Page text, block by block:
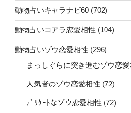
動物占いキャラナビ60 (702)
動物占いコアラ恋愛相性 (104)
動物占いゾウ恋愛相性 (296)
まっしぐらに突き進むゾウ恋愛
人気者のゾウ恋愛相性 (72)
ﾃﾞﾘｹｰﾄなゾウ恋愛相性 (72)